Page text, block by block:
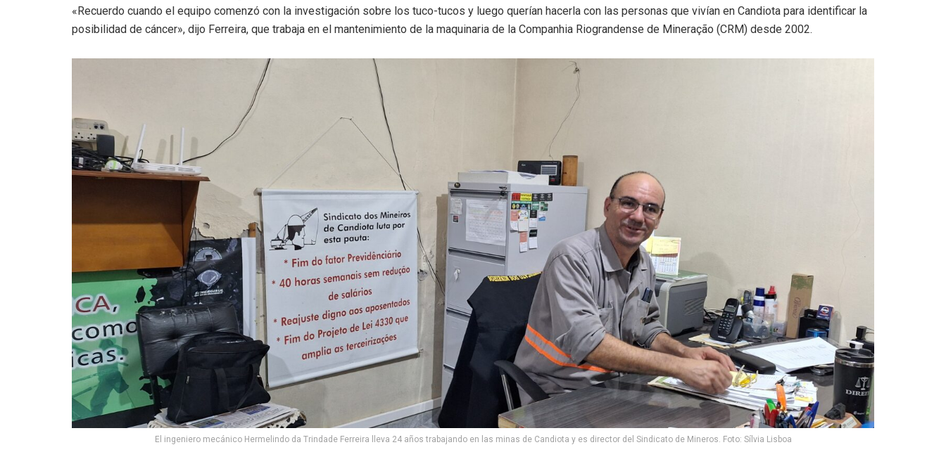
«Recuerdo cuando el equipo comenzó con la investigación sobre los tuco-tucos y luego querían hacerla con las personas que vivían en Candiota para identificar la
posibilidad de cáncer», dijo Ferreira, que trabaja en el mantenimiento de la maquinaria de la Companhia Riograndense de Mineração (CRM) desde 2002.
El ingeniero mecánico Hermelindo da Trindade Ferreira lleva 24 años trabajando en las minas de Candiota y es director del Sindicato de Mineros. Foto: Sílvia Lisboa